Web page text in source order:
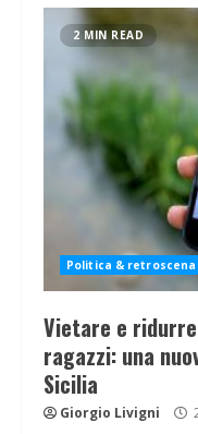
2 MIN READ
Politica & retroscena
Vietare e
ragazzi: una
Sicilia
Giorgio Livigni